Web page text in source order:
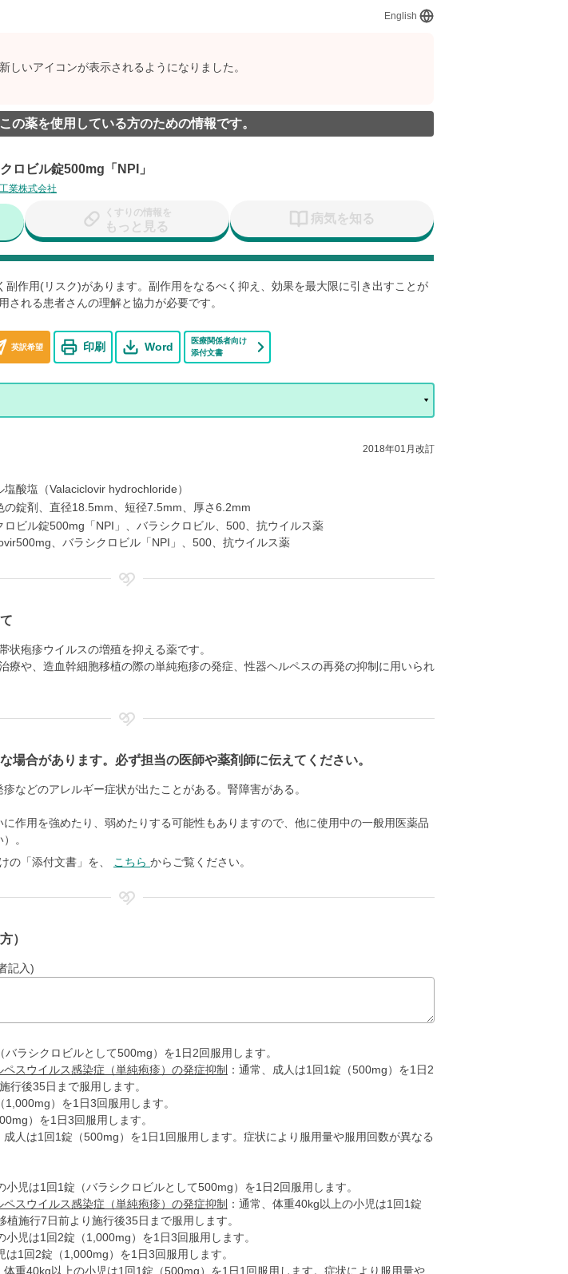
English
しいアイコンが表示されるようになりました。
この薬を使用している方のための情報です。
ロビル錠500mg「NPI」
業株式会社
くすりの情報を
もっと見る
病気を知る
作用(リスク)があります。副作用をなるべく抑え、効果を最大限に引き出すことが
される患者さんの理解と協力が必要です。
英訳希望 印刷 Word
医療関係者向け
添付文書
2018年01月改訂
酸塩（Valaciclovir hydrochloride）
の錠剤、直径18.5mm、短径7.5mm、厚さ6.2mm
ロビル錠500mg「NPI」、バラシクロビル、500、抗ウイルス薬
、バラシクロビル「NPI」、500、抗ウイルス薬
状疱疹ウイルスの増殖を抑える薬です。
療や、造血幹細胞移植の際の単純疱疹の発症、性器ヘルペスの再発の抑制に用いられ
場合があります。必ず担当の医師や薬剤師に伝えてください。
などのアレルギー症状が出たことがある。腎障害がある。
作用を強めたり、弱めたりする可能性もありますので、他に使用中の一般用医薬品
。
の「添付文書」を、
こちら からご覧ください。
）
記入)
バラシクロビルとして500mg）を1日2回服用します。
スウイルス感染症（単純疱疹）の発症抑制 ：通常、成人は1回1錠（500mg）を1日2
行後35日まで服用します。
1,000mg）を1日3回服用します。
）を1日3回服用します。
成人は1回1錠（500mg）を1日1回服用します。症状により服用量や服用回数が異なる
小児は1回1錠（バラシクロビルとして500mg）を1日2回服用します。
スウイルス感染症（単純疱疹）の発症抑制 ：通常、体重40kg以上の小児は1回1錠
植施行7日前より施行後35日まで服用します。
小児は1回2錠（1,000mg）を1日3回服用します。
は1回2錠（1,000mg）を1日3回服用します。
体重40kg以上の小児は1回1錠（500mg）を1日1回服用します。症状により服用量や